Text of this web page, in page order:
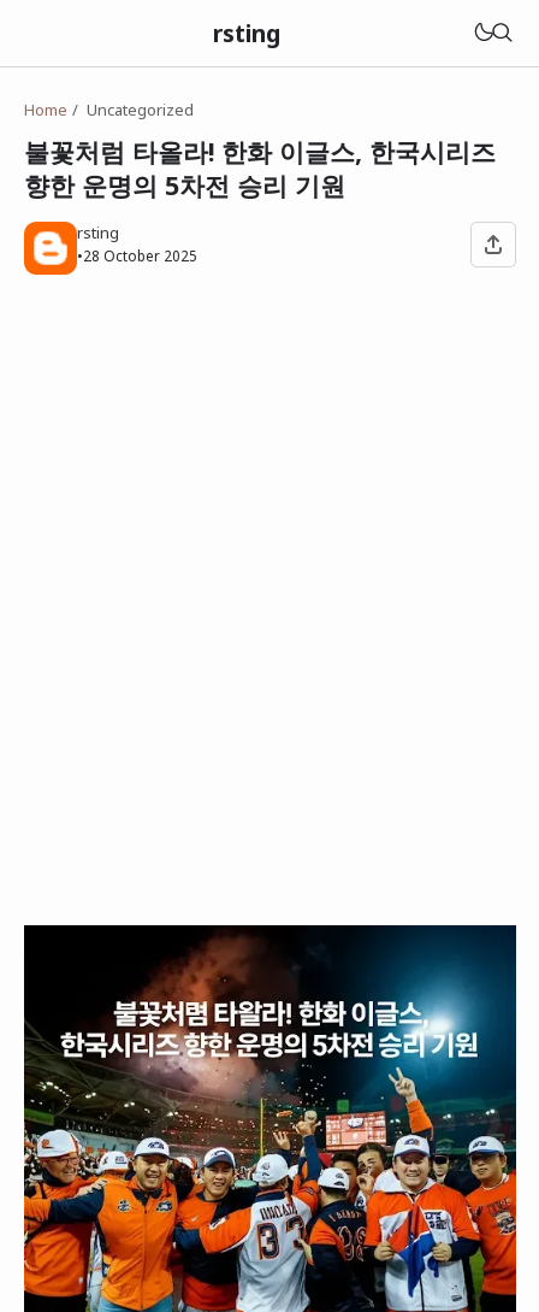
rsting
Home Uncategorized
불꽃처럼 타올라! 한화 이글스, 한국시리즈
향한 운명의 5차전 승리 기원
rsting
•28 October 2025